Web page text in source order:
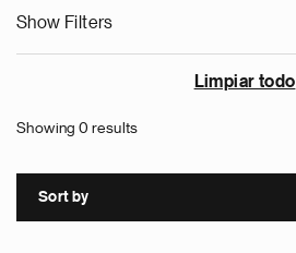
Show Filters
Limpiar todo
Showing 0 results
Sort by